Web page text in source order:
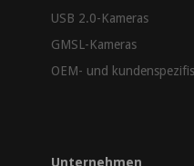
USB 2.0-Kameras
GMSL-Kameras
OEM- und
Unternehmen